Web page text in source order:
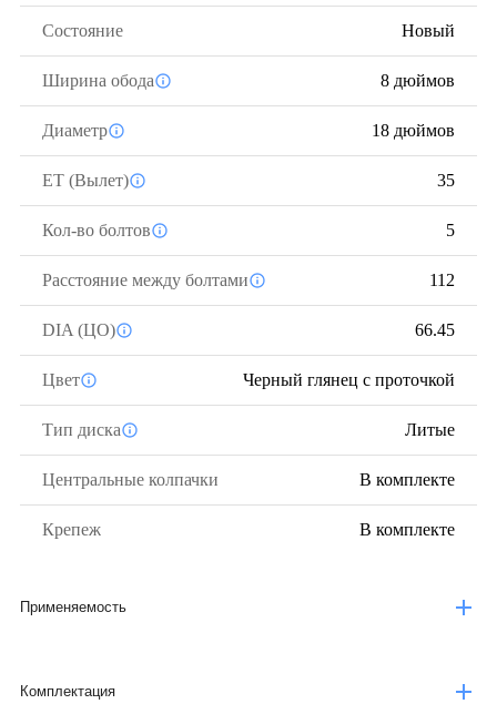
Состояние Новый
Ширина обода 8 дюймов
Диаметр 18 дюймов
ЕТ (Вылет) 35
Кол-во болтов 5
Расстояние между болтами 112
DIA (ЦО) 66.45
Цвет Черный глянец с проточкой
Тип диска Литые
Центральные колпачки В комплекте
Крепеж В комплекте
Применяемость
Комплектация